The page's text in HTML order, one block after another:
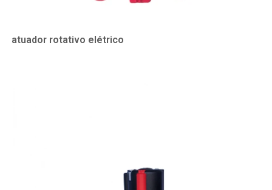
atuador rotativo elétrico